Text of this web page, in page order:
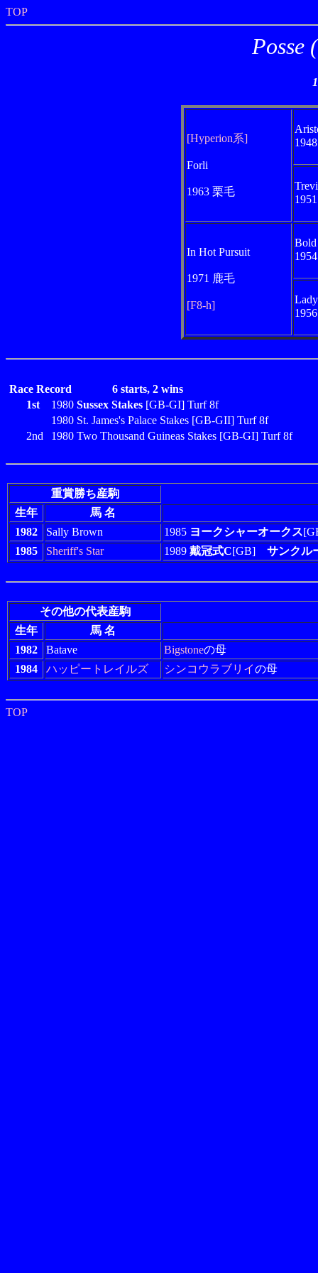
TOP
Posse
[Hyperion系]
Forli
1963 栗毛
In Hot Pursuit
1971 鹿毛
[F8-h]
Race Record
6 starts, 2 wins
1st
1980 Sussex Stakes [GB-GI] Turf 8f
1980 St. James's Palace Stakes [GB-GII] Turf 8f
2nd
1980 Two Thousand Guineas Stakes [GB-GI] Turf 8f
重賞勝ち産駒
生年
馬 名
1982
Sally Brown 1985 ヨークシャーオークス
1985
Sheriff's Star 1989 戴冠式C[GB] サンクル
その他の代表産駒
生年
馬 名
1982
Batave Bigstoneの母
1984
ハッピートレイルズ シンコウラブリイの母
TOP